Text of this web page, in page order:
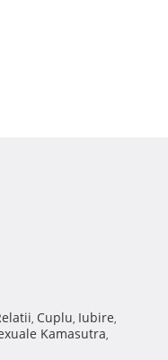
, Cuplu, Iubire,
Kamasutra,